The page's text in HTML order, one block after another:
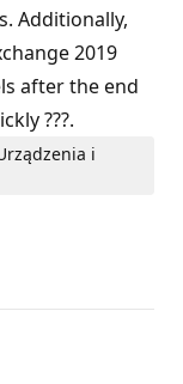
Additionally,
2019
after the end
???.
i